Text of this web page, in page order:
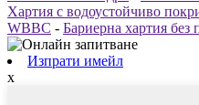
Хартия с водоустойчиво
WBBC - Бариерна хартия без
Изпрати имейл
x